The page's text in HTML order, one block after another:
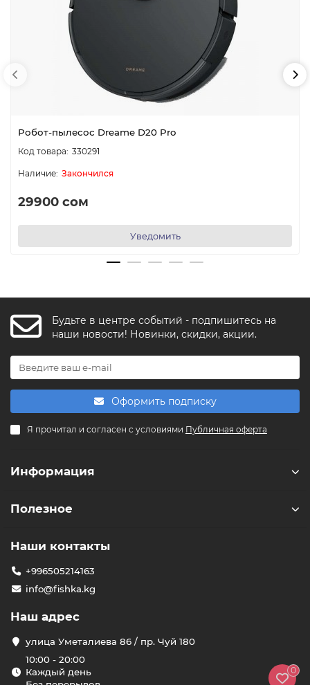
Робот-пылесос Dreame D20 Pro
330291
Закончился
29900 сом
Уведомить
Будьте в центре событий - подпишитесь на
наши новости! Новинки, скидки, акции.
Оформить подписку
Я прочитал и согласен с условиями Публичная оферта
Информация
Полезное
Наши контакты
+996505214163
info@fishka.kg
Наш адрес
улица Уметалиева 86 / пр. Чуй 180
10:00 - 20:00
Каждый день
0
F FishkaAI
Обычно отвечаем за минуту
Чем можем помочь?